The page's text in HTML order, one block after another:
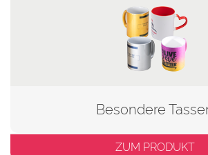
Besondere
ZUM PRODUKT